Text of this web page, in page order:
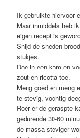
Ik gebruikte hiervoor
Maar inmiddels heb
eigen recept is
Snijd de sneden
stukjes.
Doe in een kom en
zout en ricotta toe.
Meng goed en meng
te stevig, vochtig
Roer er de geraspte
gedurende 30-60
de massa steviger